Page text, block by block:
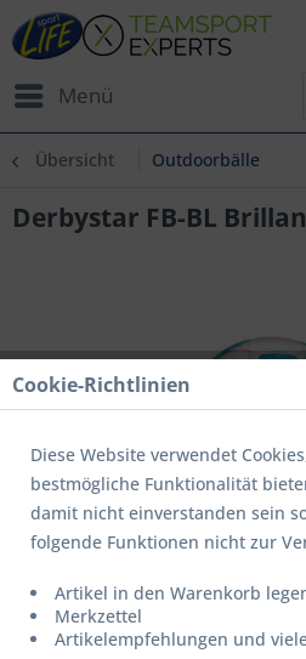
Menü
Übersicht Outdoorbälle
Derbystar FB-BL
UVP: 37,99 € *
Menge
Stückpreis
Cookie-Richtlinien
Diese Website verwendet
bestmögliche Funktionalität
damit nicht einverstanden sein
folgende Funktionen nicht zur
Artikel in den Warenkorb
Merkzettel
Artikelempfehlungen und